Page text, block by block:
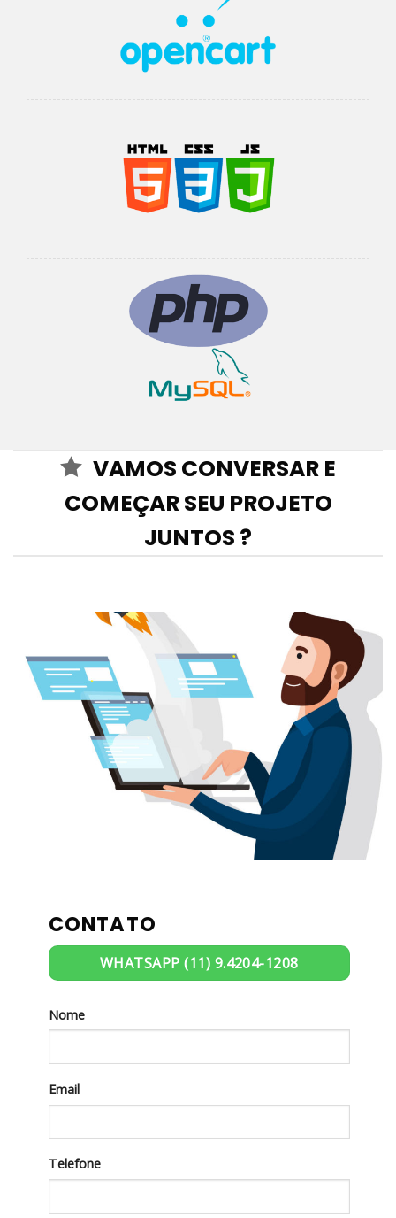
VAMOS CONVERSAR E
COMEÇAR SEU PROJETO
JUNTOS ?
CONTATO
WHATSAPP (11) 9.4204-1208
Nome
Email
Telefone